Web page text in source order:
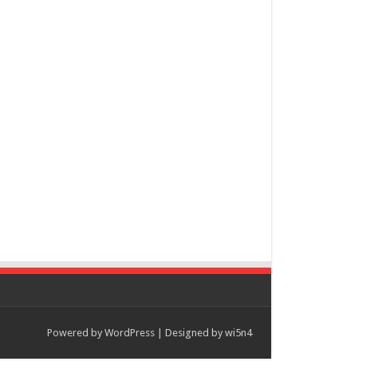
Powered by WordPress| Designed by wi5n4